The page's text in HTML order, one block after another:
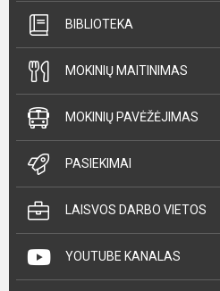
BIBLIOTEKA
MOKINIŲ MAITINIMAS
MOKINIŲ PAVĖŽĖJIMAS
PASIEKIMAI
LAISVOS DARBO VIETOS
YOUTUBE KANALAS